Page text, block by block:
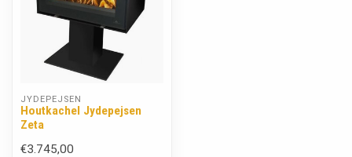
JYDEPEJSEN
Houtkachel Jydepejsen
Zeta
€3.745,00